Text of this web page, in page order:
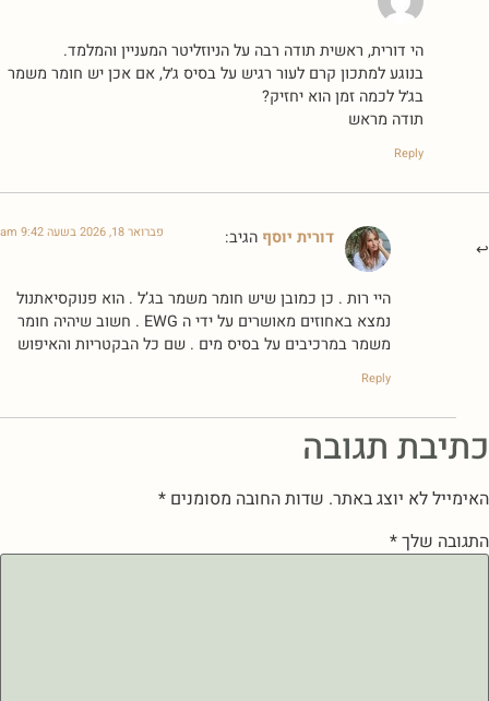
הי דורית, ראשית תודה רבה על הניוזליטר המעניין והמלמד.
בנוגע למתכון קרם לעור רגיש על בסיס ג׳ל, אם אכן יש חומר משמר
בג׳ל לכמה זמן הוא יחזיק?
תודה מראש
Reply
דורית יוסף הגיב: פברואר 18, 2026 בשעה 9:42 am
היי רות . כן כמובן שיש חומר משמר בג’ל . הוא פנוקסיאתנול
נמצא באחוזים מאושרים על ידי ה EWG . חשוב שיהיה חומר
משמר במרכיבים על בסיס מים . שם כל הבקטריות והאיפוש
Reply
כתיבת תגובה
האימייל לא יוצג באתר. שדות החובה מסומנים *
התגובה שלך*